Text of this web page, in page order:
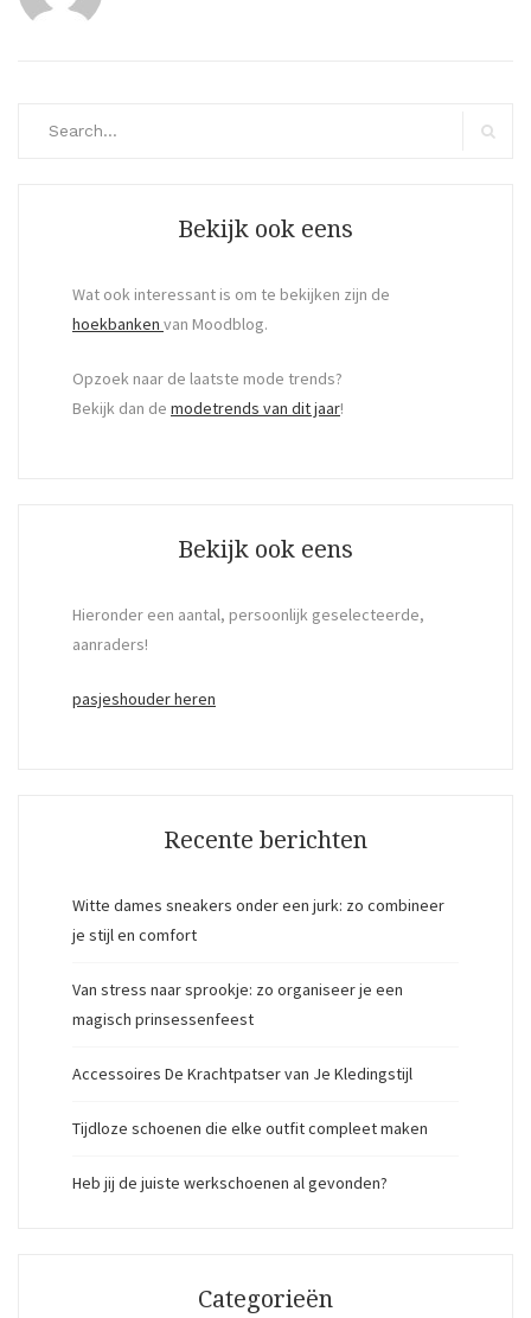
Bekijk ook eens
Wat ook interessant is om te bekijken zijn de
hoekbanken van Moodblog.
Opzoek naar de laatste mode trends?
Bekijk dan de modetrends van dit jaar!
Bekijk ook eens
Hieronder een aantal, persoonlijk geselecteerde,
aanraders!
pasjeshouder heren
Recente berichten
Witte dames sneakers onder een jurk: zo combineer
je stijl en comfort
Van stress naar sprookje: zo organiseer je een
magisch prinsessenfeest
Accessoires De Krachtpatser van Je Kledingstijl
Tijdloze schoenen die elke outfit compleet maken
Heb jij de juiste werkschoenen al gevonden?
Categorieën